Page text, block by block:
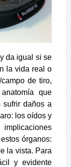
da igual si se
la vida real o
de tiro,
que
sufrir daños a
los oídos y
órganos:
la vista. Para
y evidente